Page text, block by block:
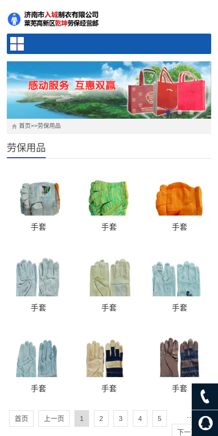
首页>>劳保用品
劳保用品
手套 手套 手套
手套 手套 手套
手套 手套 手套
首页 上一页 1 2 3 4 5
···
下一页